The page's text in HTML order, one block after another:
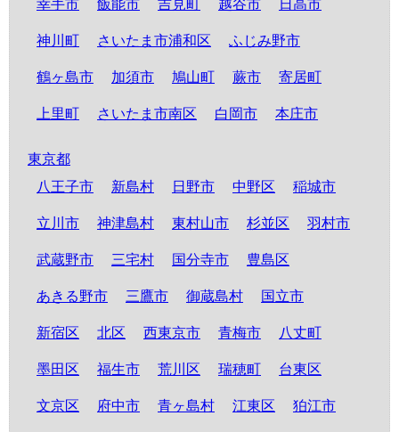
幸手市 飯能市 吉見町 越谷市 日高市
神川町 さいたま市浦和区 ふじみ野市
鶴ヶ島市 加須市 鳩山町 蕨市 寄居町
上里町 さいたま市南区 白岡市 本庄市
東京都
八王子市
新島村 日野市 中野区 稲城市
立川市 神津島村 東村山市 杉並区 羽村市
武蔵野市 三宅村 国分寺市 豊島区
あきる野市 三鷹市 御蔵島村 国立市
新宿区 北区 西東京市 青梅市 八丈町
墨田区 福生市 荒川区 瑞穂町 台東区
文京区 府中市 青ヶ島村 江東区 狛江市